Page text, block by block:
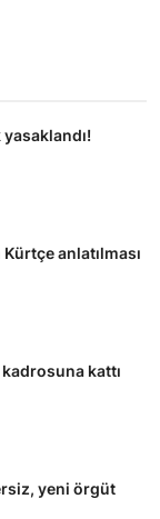
anlatılması
kattı
yeni örgüt